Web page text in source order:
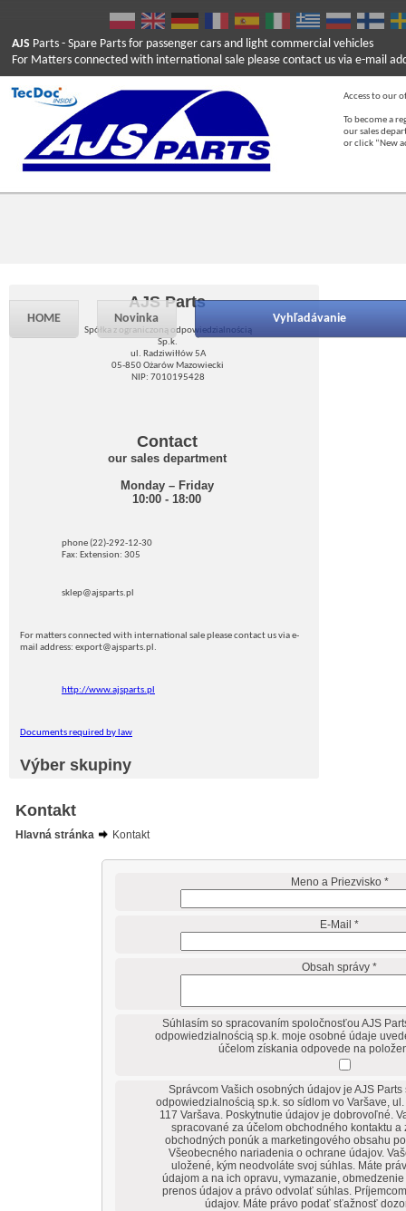
AJS Parts - Spare Parts for passenger cars and light commercial vehicles
For Matters connected with international sale please contact us via e-mail
Access to our
To become a
our sales
or click “New
HOME Novinka Vyhľadávanie
AJS Parts
Spółka z ograniczoną odpowiedzialnością
Sp.k.
ul. Radziwiłłów 5A
05-850 Ożarów Mazowiecki
NIP: 7010195428
Contact
our sales department
Monday – Friday
10:00 - 18:00
phone (22)-292-12-30
Fax: Extension: 305
sklep@ajsparts.pl
For matters connected with international sale please contact us via e-
mail address: export@ajsparts.pl.
http://www.ajsparts.pl
Documents required by law
Výber skupiny
Kontakt
Hlavná stránka Kontakt
Meno a Priezvisko *
E-Mail *
Obsah správy *
Súhlasím so spracovaním spoločnosťou AJS
odpowiedzialnością sp.k. moje osobné údaje
účelom získania odpovede na
Správcom Vašich osobných údajov je AJS Parts
odpowiedzialnością sp.k. so sídlom vo Varšave,
117 Varšava. Poskytnutie údajov je dobrovoľné.
spracované za účelom obchodného kontaktu a
obchodných ponúk a marketingového obsahu
Všeobecného nariadenia o ochrane údajov.
uložené, kým neodvoláte svoj súhlas. Máte
údajom a na ich opravu, vymazanie,
prenos údajov a právo odvolať súhlas.
údajov. Máte právo podať sťažnosť